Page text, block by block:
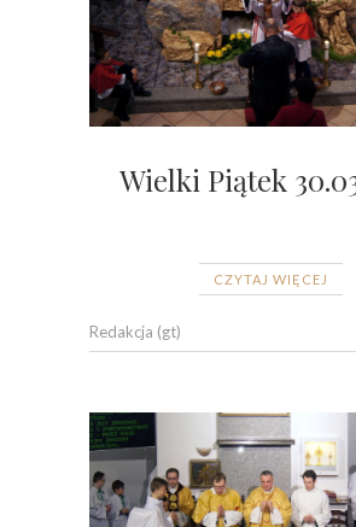
Wielki Piątek
CZYTAJ WIĘCEJ
Redakcja (gt)